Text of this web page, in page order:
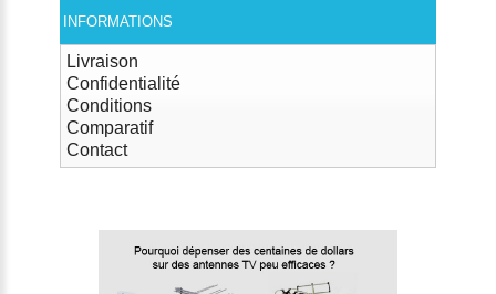
INFORMATIONS
Livraison
Confidentialité
Conditions
Comparatif
Contact